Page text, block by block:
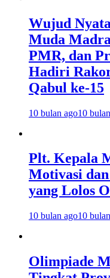
Wujud
Muda
PMR, dan
Hadiri
Qabul ke-15
10 bulan ago10
Plt. Kepala
Motivasi
yang Lolos
10 bulan ago10
Olimpiade